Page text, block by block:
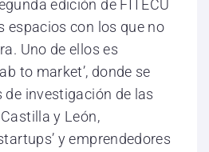
edición de FITECU
espacios con los que no
Uno de ellos es
to market’, donde se
investigación de las
y León,
y emprendedores